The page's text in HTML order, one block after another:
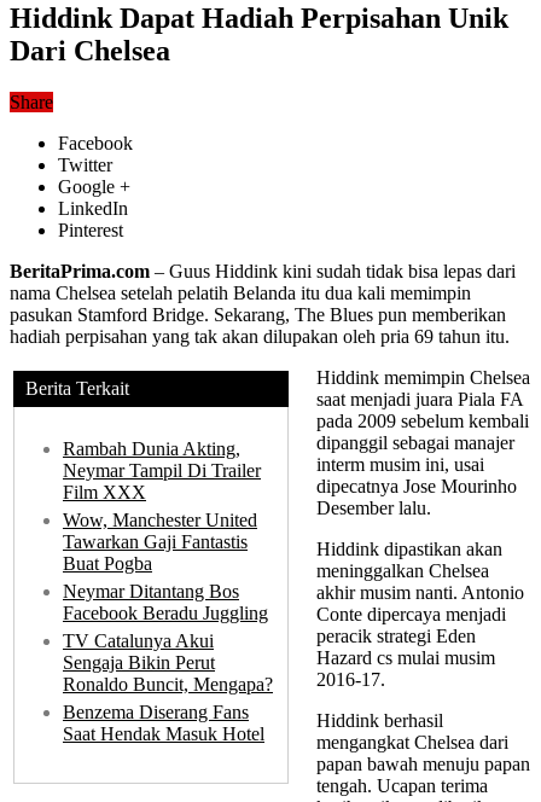
Hiddink Dapat Hadiah Perpisahan Unik
Dari Chelsea
Share
Facebook
Twitter
Google +
LinkedIn
Pinterest
BeritaPrima.com – Guus Hiddink kini sudah tidak bisa lepas dari
nama Chelsea setelah pelatih Belanda itu dua kali memimpin
pasukan Stamford Bridge. Sekarang, The Blues pun memberikan
hadiah perpisahan yang tak akan dilupakan oleh pria 69 tahun itu.
Berita Terkait
Rambah Dunia Akting,
Neymar Tampil Di Trailer
Film XXX
Wow, Manchester United
Tawarkan Gaji Fantastis
Buat Pogba
Neymar Ditantang Bos
Facebook Beradu Juggling
TV Catalunya Akui
Sengaja Bikin Perut
Ronaldo Buncit, Mengapa?
Benzema Diserang Fans
Saat Hendak Masuk Hotel
Hiddink memimpin Chelsea
saat menjadi juara Piala FA
pada 2009 sebelum kembali
dipanggil sebagai manajer
interm musim ini, usai
dipecatnya Jose Mourinho
Desember lalu.
Hiddink dipastikan akan
meninggalkan Chelsea
akhir musim nanti. Antonio
Conte dipercaya menjadi
peracik strategi Eden
Hazard cs mulai musim
2016-17.
Hiddink berhasil
mengangkat Chelsea dari
papan bawah menuju papan
tengah. Ucapan terima